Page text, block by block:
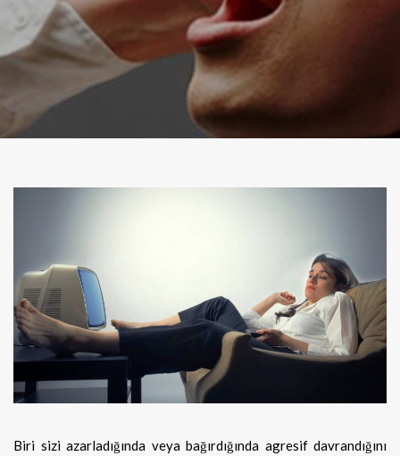
Biri sizi azarladığında veya bağırdığında agresif davrandığını